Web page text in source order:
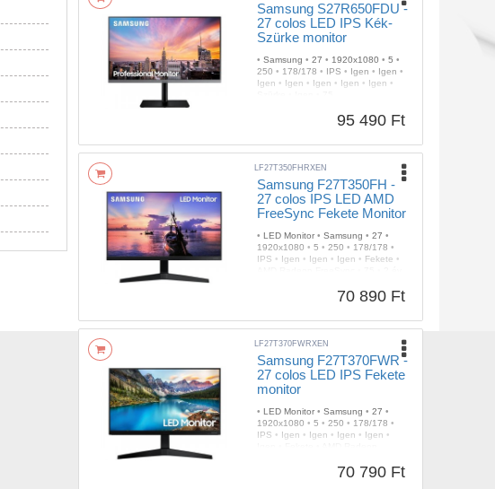
Samsung S27R650FDU -
27 colos LED IPS Kék-
Szürke monitor
• Samsung • 27 • 1920x1080 • 5 •
250 • 178/178 • IPS • Igen • Igen •
Igen • Igen • Igen • Igen • Igen •
95 490 Ft
LF27T350FHRXEN
Samsung F27T350FH -
27 colos IPS LED AMD
FreeSync Fekete Monitor
• LED Monitor • Samsung • 27 •
1920x1080 • 5 • 250 • 178/178 •
IPS • Igen • Igen • Igen • Fekete •
70 890 Ft
LF27T370FWRXEN
Samsung F27T370FWR -
27 colos LED IPS Fekete
monitor
• LED Monitor • Samsung • 27 •
1920x1080 • 5 • 250 • 178/178 •
IPS • Igen • Igen • Igen • Igen •
70 790 Ft